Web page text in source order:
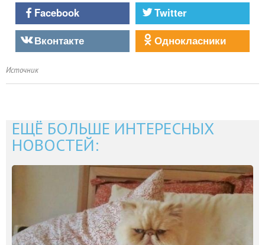
Facebook
Twitter
Вконтакте
Однокласники
Источник
ЕЩЁ БОЛЬШЕ ИНТЕРЕСНЫХ
НОВОСТЕЙ: